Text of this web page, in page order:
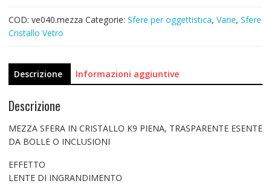
COD: ve040.mezza Categorie: Sfere per oggettistica, Varie, Sfere
Cristallo Vetro
Descrizione Informazioni aggiuntive
Descrizione
MEZZA SFERA IN CRISTALLO K9 PIENA, TRASPARENTE ESENTE
DA BOLLE O INCLUSIONI
EFFETTO
LENTE DI INGRANDIMENTO